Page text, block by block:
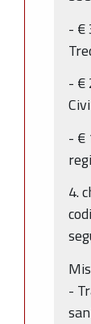
- €
- €
- €
4.
-